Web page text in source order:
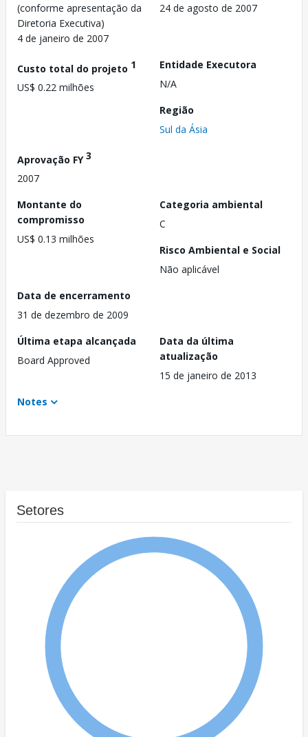
(conforme apresentação da
Diretoria Executiva)
4 de janeiro de 2007
24 de agosto de 2007
Custo total do projeto 1
US$ 0.22 milhões
Entidade Executora
N/A
Região
Sul da Ásia
Aprovação FY3
2007
Montante do
compromisso
US$ 0.13 milhões
Categoria ambiental
C
Risco Ambiental e Social
Não aplicável
Data de encerramento
31 de dezembro de 2009
Última etapa alcançada
Board Approved
Data da última
atualização
15 de janeiro de 2013
Notes
Setores